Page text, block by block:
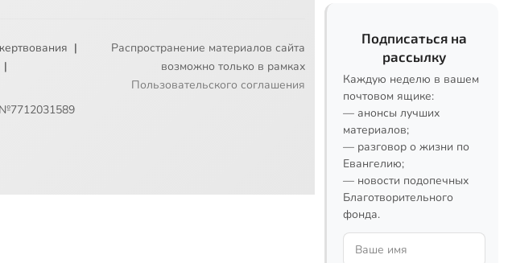
|
|
Распространение материалов сайта
возможно только в рамках
Пользовательского соглашения
Подписаться на
рассылку
Каждую неделю в вашем
почтовом ящике:
— анонсы лучших
материалов;
— разговор о жизни по
Евангелию;
— новости подопечных
Благотворительного
фонда.